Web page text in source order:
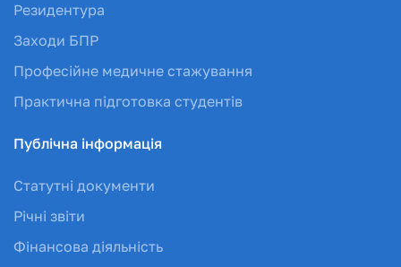
Резидентура
Заходи БПР
Професійне медичне стажування
Практична підготовка студентів
Публічна інформація
Статутні документи
Річні звіти
Фінансова діяльність